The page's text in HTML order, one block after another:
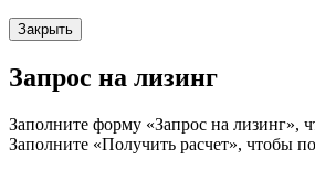
Закрыть
Запрос на лизинг
Заполните форму «Запрос на лизинг»,
Заполните «Получить расчет», чтобы